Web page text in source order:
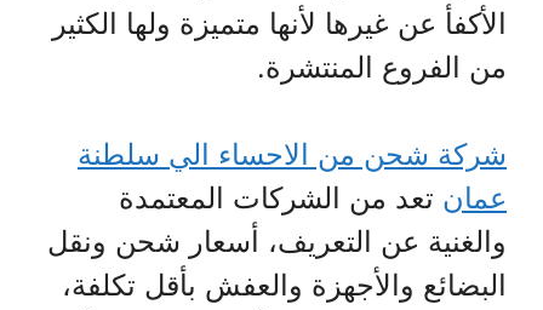
الأكفأ عن غيرها لأنها متميزة ولها الكثير
من الفروع المنتشرة.
شركة شحن من الاحساء الي سلطنة
عمان تعد من الشركات المعتمدة
والغنية عن التعريف، أسعار شحن ونقل
البضائع والأجهزة والعفش بأقل تكلفة،